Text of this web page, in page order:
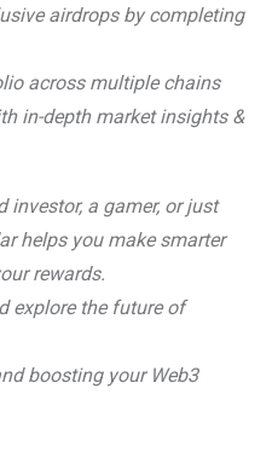
airdrops by completing
across multiple chains
in-depth market insights &
investor, a gamer, or just
helps you make smarter
rewards.
explore the future of
boosting your Web3